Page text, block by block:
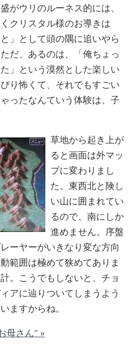
がウリのルーネス的には、
クリスタル様のお導きは
」として頭の隅に追いやら
だ、あるのは、「俺ちょっ
」という漠然とした楽しい
り怖くて、それでもすごい
ったなんていう体験は、子
草地から起き上が
ると画面は外マッ
プに変わりまし
た。東西北と険し
い山に囲まれてい
るので、南にしか
進めません。序盤
ーヤーがいきなり変な方向
範囲は極めて狭めてありま
。こうでもしないと、チョ
アに辿りついてしまうよう
ますからね。
母さん" »